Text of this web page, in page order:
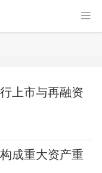
上市与再融资
成重大资产重